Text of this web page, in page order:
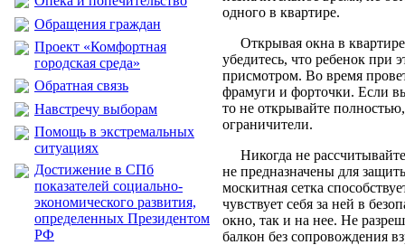
Обращения граждан
Проект «Комфортная
городская среда»
Обратная связь
Навстречу выборам
Помощь в экстремальных
ситуациях
Достижение в СПб
показателей социально-
экономического развития,
определенных Президентом
РФ
одного в квартире.
Открывая окна в
убедитесь, что ребенок при
присмотром. Во время
фрамуги и форточки. Если
то не открывайте
ограничители.
Никогда не
не предназначены для
москитная сетка
чувствует себя за ней в
окно, так и на нее. Не
балкон без сопровождения